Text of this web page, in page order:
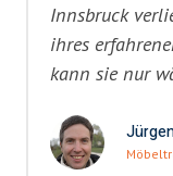
Innsbruck
ihres
kann sie nur